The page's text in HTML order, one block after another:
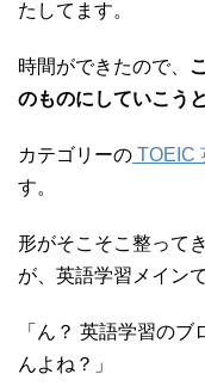
たしてます。
時間ができたので、
のものにしていこう
カテゴリーの TOEIC
す。
形がそこそこ整って
が、英語学習メイン
「ん？ 英語学習の
んよね？」